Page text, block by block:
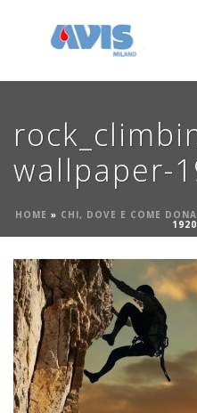
wallpaper-
HOME » CHI, DOVE E COME